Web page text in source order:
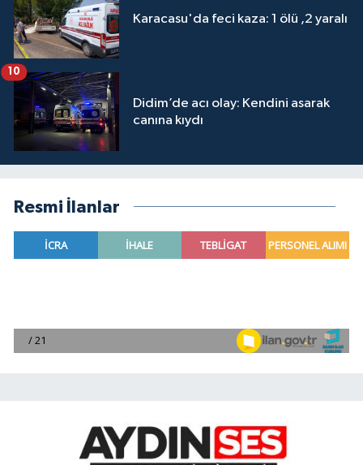
Karacasu'da feci kaza: 1 ölü ,2 yaralı
Didim’de acı olay: Kendini asarak
canına kıydı
10
Resmi İlanlar